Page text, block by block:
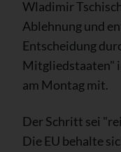
Wladimir
Ablehnung und
Entscheidung
Mitgliedstaaten"
am Montag mit.
Der Schritt sei
Die EU behalte